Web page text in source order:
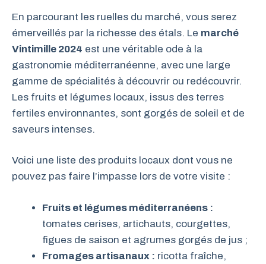
En parcourant les ruelles du marché, vous serez
émerveillés par la richesse des étals. Le marché
Vintimille 2024 est une véritable ode à la
gastronomie méditerranéenne, avec une large
gamme de spécialités à découvrir ou redécouvrir.
Les fruits et légumes locaux, issus des terres
fertiles environnantes, sont gorgés de soleil et de
saveurs intenses.
Voici une liste des produits locaux dont vous ne
pouvez pas faire l’impasse lors de votre visite :
Fruits et légumes méditerranéens :
tomates cerises, artichauts, courgettes,
figues de saison et agrumes gorgés de jus ;
Fromages artisanaux : ricotta fraîche,